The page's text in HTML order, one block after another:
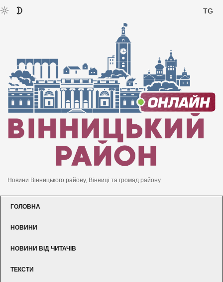
TG
Новини Вінницького району, Вінниці та громад району
ГОЛОВНА
НОВИНИ
НОВИНИ ВІД ЧИТАЧІВ
ТЕКСТИ